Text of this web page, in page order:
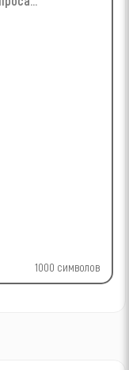
1000 символов